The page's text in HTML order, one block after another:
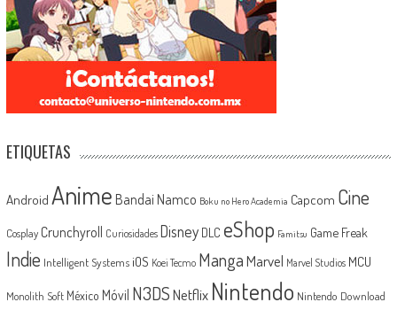
ETIQUETAS
Android Anime Bandai Namco Boku no Hero Academia Capcom Cine
Cosplay Crunchyroll Curiosidades Disney DLC eShop Famitsu Game Freak
Indie Intelligent Systems iOS Koei Tecmo MangaMarvel Marvel Studios MCU
Monolith Soft México Móvil N3DSNetflix Nintendo Nintendo Download